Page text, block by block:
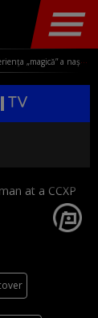
dată pe săptămână dacă aș putea”